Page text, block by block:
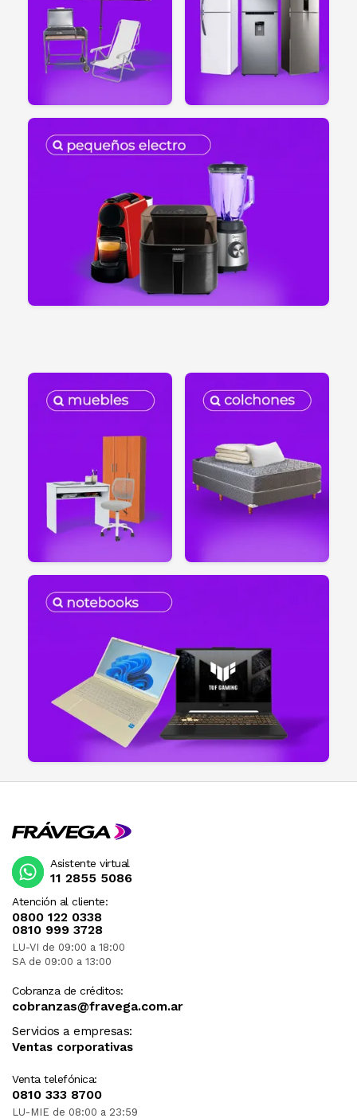
Atención al cliente:
0800 122 0338
0810 999 3728
LU-VI de 09:00 a 18:00
SA de 09:00 a 13:00
Cobranza de créditos:
cobranzas@fravega.com.ar
Servicios a empresas:
Ventas corporativas
Venta telefónica:
0810 333 8700
LU-MIE de 08:00 a 23:59
Asistente virtual
11 2855 5086